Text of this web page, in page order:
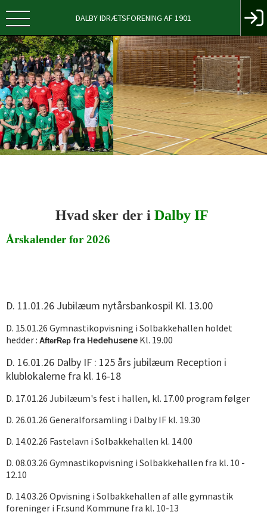
DALBY IDRÆTSFORENING AF 1901
Hvad sker der i Dalby IF
Årskalender for 2026
D. 11.01.26 Jubilæum nytårsbankospil Kl. 13.00
D. 15.01.26 Gymnastikopvisning i Solbakkehallen holdet
hedder : AfterRep fra Hedehusene Kl. 19.00
D. 16.01.26 Dalby IF : 125 års jubilæum Reception i
klublokalerne fra kl. 16-18
D. 17.01.26 Jubilæum's fest i hallen, kl. 17.00 program følger
D. 26.01.26 Generalforsamling i Dalby IF kl. 19.30
D. 14.02.26 Fastelavn i Solbakkehallen kl. 14.00
D. 08.03.26 Gymnastikopvisning i Solbakkehallen fra kl. 10 -
12.10
D. 14.03.26 Opvisning i Solbakkehallen af alle gymnastik
foreninger i Fr.sund Kommune fra kl. 10-13